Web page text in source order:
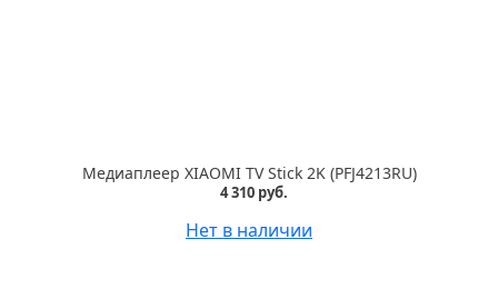
Медиаплеер XIAOMI TV Stick 2K (PFJ4213RU)
4 310 руб.
Нет в наличии